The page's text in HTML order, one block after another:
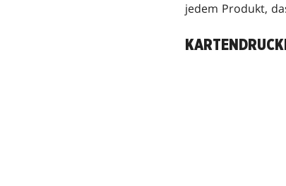
jedem Produkt,